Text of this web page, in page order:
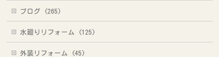
ブログ (265)
水廻りリフォーム (125)
外装リフォーム (45)